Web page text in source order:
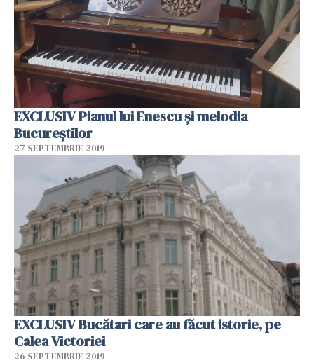
EXCLUSIV Pianul lui Enescu și melodia
Bucureștilor
27 SEPTEMBRIE 2019
EXCLUSIV Bucătari care au făcut istorie, pe
Calea Victoriei
26 SEPTEMBRIE 2019